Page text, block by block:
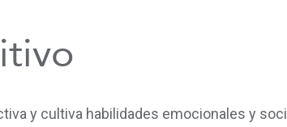
y cultiva habilidades emocionales y